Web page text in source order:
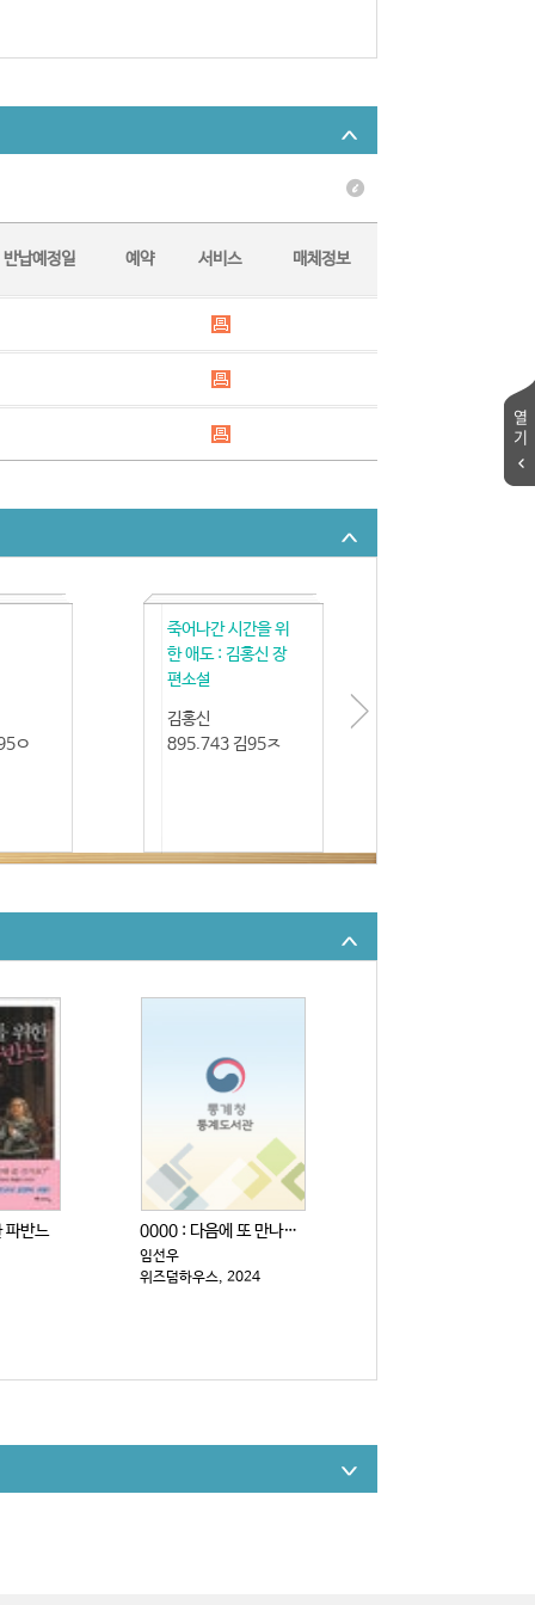
반납예정일 예약 서비스 매체정보
ㅇ
죽어나간 시간을 위
한 애도 : 김홍신 장
편소설
김홍신
895.743 김95ㅈ
파반느 0000 : 다음에 또 만나자고 전해주세요
임선우
위즈덤하우스, 2024
열
기